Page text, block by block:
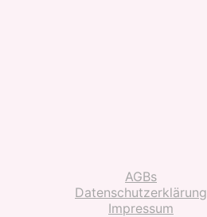
AGBs
Datenschutzerklärung
Impressum